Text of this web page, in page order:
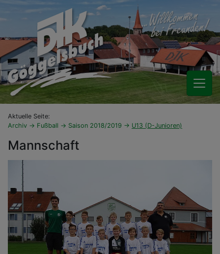
Aktuelle Seite:
Archiv
Fußball Saison 2018/2019 U13 (D-Junioren)
Mannschaft